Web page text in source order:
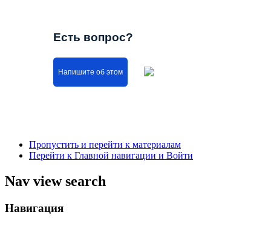
Есть вопрос?
Напишите об этом
Пропустить и перейти к материалам
Перейти к Главной навигации и Войти
Nav view search
Навигация